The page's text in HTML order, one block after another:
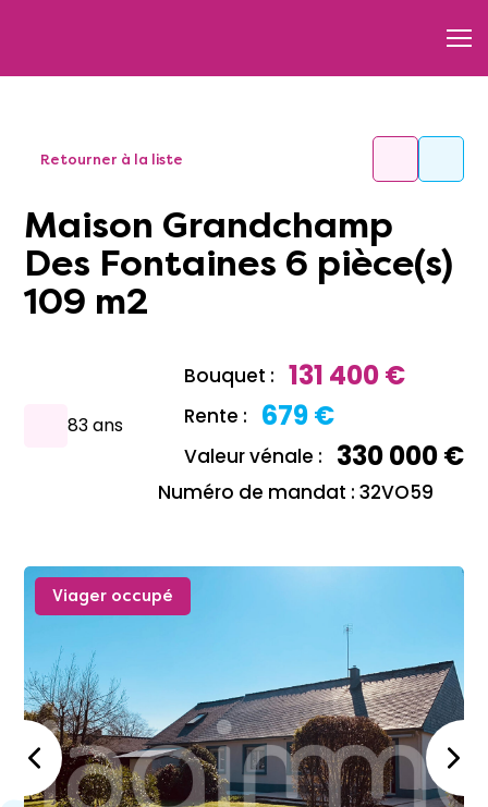
Retourner à la liste
Maison Grandchamp
Des Fontaines 6 pièce(s)
109 m2
83 ans
Bouquet : 131 400 €
Rente : 679 €
Valeur vénale : 330 000 €
Numéro de mandat : 32VO59
Viager occupé